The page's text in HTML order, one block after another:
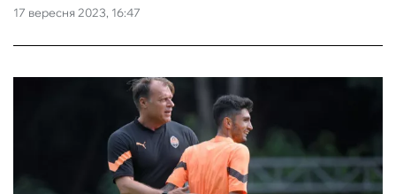
17 вересня 2023, 16:47